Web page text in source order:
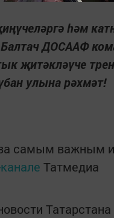
һәм
ДОСААФ
җитәкләүче
улына рәхмәт!
самым важным
Татмедиа
Татарстана